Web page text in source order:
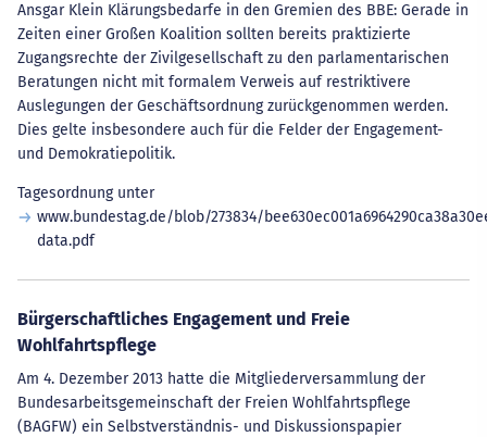
Ansgar Klein Klärungsbedarfe in den Gremien des BBE: Gerade in
Zeiten einer Großen Koalition sollten bereits praktizierte
Zugangsrechte der Zivilgesellschaft zu den parlamentarischen
Beratungen nicht mit formalem Verweis auf restriktivere
Auslegungen der Geschäftsordnung zurückgenommen werden.
Dies gelte insbesondere auch für die Felder der Engagement-
und Demokratiepolitik.
Tagesordnung unter
www.bundestag.de/blob/273834/
data.pdf
Bürgerschaftliches Engagement und Freie
Wohlfahrtspflege
Am 4. Dezember 2013 hatte die Mitgliederversammlung der
Bundesarbeitsgemeinschaft der Freien Wohlfahrtspflege
(BAGFW) ein Selbstverständnis- und Diskussionspapier